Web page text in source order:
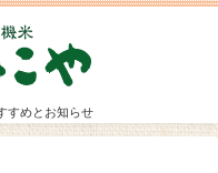
すめとお知らせ